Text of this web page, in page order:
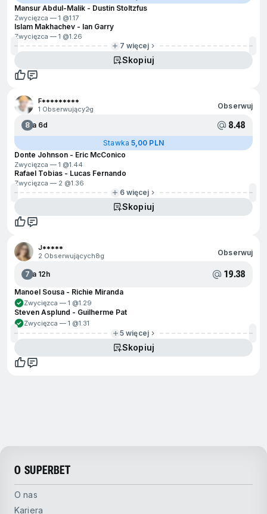
Mansur Abdul-Malik - Dustin Stoltzfus
Zwycięzca — 1 @1.17
Islam Makhachev - Ian Garry
Zwycięzca — 1 @1.26
7 więcej
Skopiuj
F*********
1 Obserwujący2g Obserwuj
8Za 6d 8.48
Stawka 5,00 PLN
Donte Johnson - Eric McConico
Zwycięzca — 1 @1.44
Rafael Tobias - Lucas Fernando
Zwycięzca — 2 @1.36
6 więcej
Skopiuj
J*****
2 Obserwujących8g Obserwuj
7Za 12h 19.38
Manoel Sousa - Richie Miranda
Zwycięzca — 1 @1.29
Steven Asplund - Guilherme Pat
Zwycięzca — 1 @1.31
5 więcej
Skopiuj
O SUPERBET
O nas
Kariera